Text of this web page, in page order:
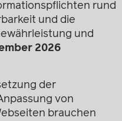
rund
und die
und
2026
der
von
brauchen